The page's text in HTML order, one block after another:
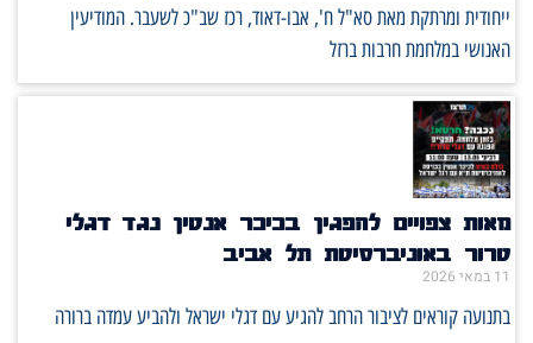
ייחודית ומרתקת מאת סא"ל ח', אבו-דאוד, רכז שב"כ לשעבר. המודיעין
האנושי במלחמת חרבות ברזל
מאות צפויים להפגין בכיכר אנטין נגד דגלי
טרור באוניברסיטת תל אביב
11 במאי 2026
בתנועה קוראים לציבור הרחב להגיע עם דגלי ישראל ולהביע עמדה ברורה